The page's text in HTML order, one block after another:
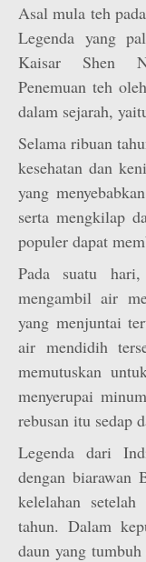
Asal mula teh
Legenda yang
Kaisar Shen
Penemuan teh
dalam sejarah,
Selama ribuan
kesehatan dan
yang
serta mengkilap
populer dapat
Pada suatu
mengambil air
yang menjuntai
air mendidih
memutuskan
menyerupai
rebusan itu sedap
Legenda dari
dengan biarawan
kelelahan setelah
tahun. Dalam
daun yang